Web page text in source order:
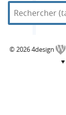
R
R
e
d
4
C
© 2026 4design
♥